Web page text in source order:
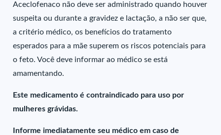
Aceclofenaco não deve ser administrado quando houver
suspeita ou durante a gravidez e lactação, a não ser que,
a critério médico, os benefícios do tratamento
esperados para a mãe superem os riscos potenciais para
o feto. Você deve informar ao médico se está
amamentando.
Este medicamento é contraindicado para uso por
mulheres grávidas.
Informe imediatamente seu médico em caso de